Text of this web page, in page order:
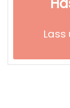
Lass